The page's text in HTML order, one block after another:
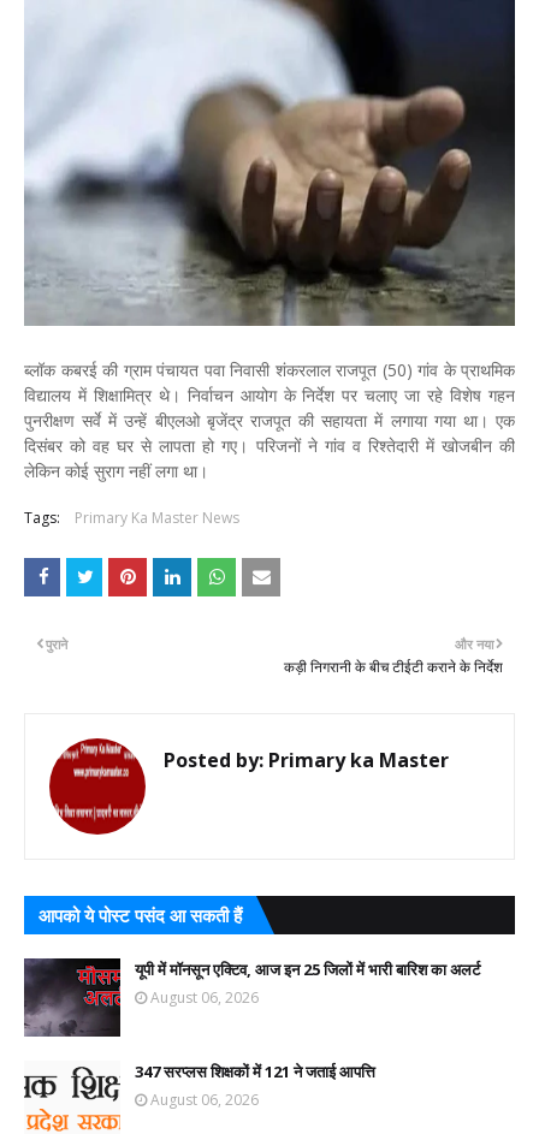
ब्लॉक कबरई की ग्राम पंचायत पवा निवासी शंकरलाल राजपूत (50) गांव के प्राथमिक
विद्यालय में शिक्षामित्र थे। निर्वाचन आयोग के निर्देश पर चलाए जा रहे विशेष गहन
पुनरीक्षण सर्वे में उन्हें बीएलओ बृजेंद्र राजपूत की सहायता में लगाया गया था। एक
दिसंबर को वह घर से लापता हो गए। परिजनों ने गांव व रिश्तेदारी में खोजबीन की
लेकिन कोई सुराग नहीं लगा था।
Tags: Primary Ka Master News
और नया
कड़ी निगरानी के बीच टीईटी कराने के निर्देश
पुराने
Posted by: Primary ka Master
आपको ये पोस्ट पसंद आ सकती हैं
यूपी में मॉनसून एक्टिव, आज इन 25 जिलों में भारी बारिश का अलर्ट
August 06, 2026
347 सरप्लस शिक्षकों में 121 ने जताई आपत्ति
August 06, 2026